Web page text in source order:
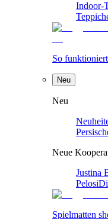
Indoor-
So
Neu
Neu
Neue
Justina
Pelosi
Spielmatten